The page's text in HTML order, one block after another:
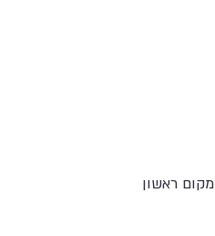
מקום ראשון